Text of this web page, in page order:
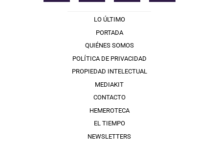
LO ÚLTIMO
PORTADA
QUIÉNES SOMOS
POLÍTICA DE PRIVACIDAD
PROPIEDAD INTELECTUAL
MEDIAKIT
CONTACTO
HEMEROTECA
EL TIEMPO
NEWSLETTERS